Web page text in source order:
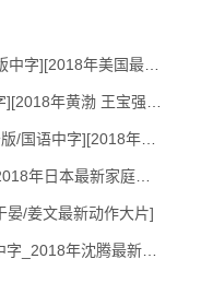
美国最新科幻冒险动作大片]
王宝强 舒淇最新喜剧大片]
年陈赫最新冒险喜剧大片]
最新家庭犯罪剧情大片]
晏/姜文最新动作大片]
年沈腾最新喜剧大片